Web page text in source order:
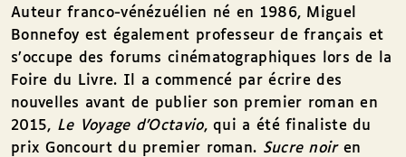
Auteur franco-vénézuélien né en 1986, Miguel
Bonnefoy est également professeur de français et
s’occupe des forums cinématographiques lors de la
Foire du Livre. Il a commencé par écrire des
nouvelles avant de publier son premier roman en
2015, Le Voyage d'Octavio, qui a été finaliste du
prix Goncourt du premier roman. Sucre noiren